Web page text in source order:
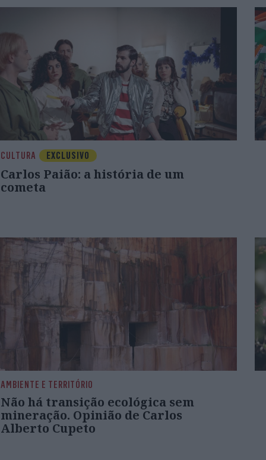
CULTURA EXCLUSIVO
Carlos Paião: a história de um
cometa
AMBIENTE E TERRITÓRIO
Não há transição ecológica sem
mineração. Opinião de Carlos
Alberto Cupeto